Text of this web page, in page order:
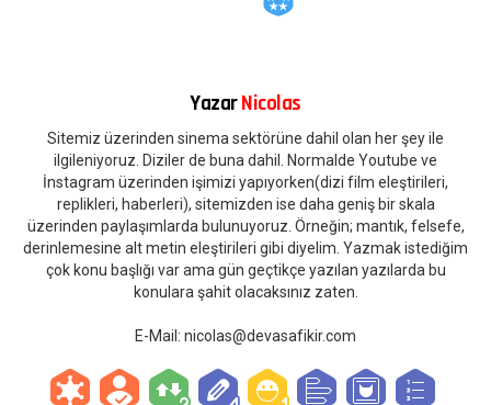
YazarNicolas
Sitemiz üzerinden sinema sektörüne dahil olan her şey ile
ilgileniyoruz. Diziler de buna dahil. Normalde Youtube ve
İnstagram üzerinden işimizi yapıyorken(dizi film eleştirileri,
replikleri, haberleri), sitemizden ise daha geniş bir skala
üzerinden paylaşımlarda bulunuyoruz. Örneğin; mantık, felsefe,
derinlemesine alt metin eleştirileri gibi diyelim. Yazmak istediğim
çok konu başlığı var ama gün geçtikçe yazılan yazılarda bu
konulara şahit olacaksınız zaten.
E-Mail: nicolas@devasafikir.com